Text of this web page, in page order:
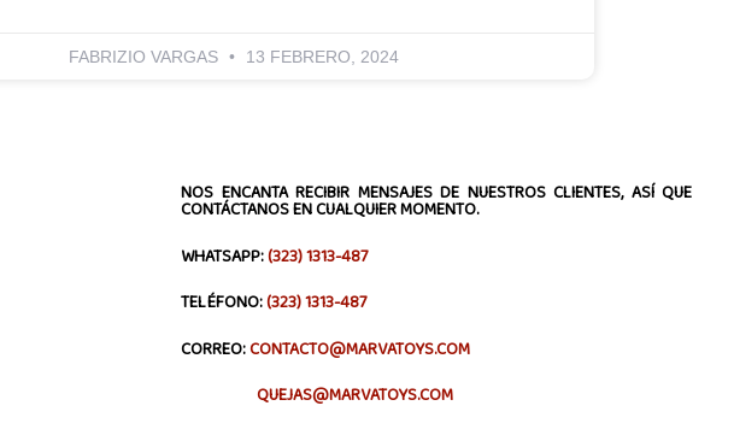
FABRIZIO VARGAS 13 FEBRERO, 2024
NOS ENCANTA RECIBIR MENSAJES DE NUESTROS CLIENTES, ASÍ QUE
CONTÁCTANOS EN CUALQUIER MOMENTO.
WHATSAPP:(323) 1313-487
TELÉFONO:(323) 1313-487
CORREO:CONTACTO@MARVATOYS.COM
QUEJAS@MARVATOYS.COM